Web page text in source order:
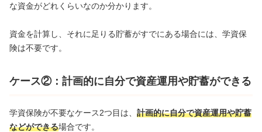
な資金がどれくらいなのか分かります。
資金を計算し、それに足りる貯蓄がすでにある場合には、学資保
険は不要です。
ケース②：計画的に自分で資産運用や貯蓄ができる
学資保険が不要なケース2つ目は、 計画的に自分で資産運用や貯蓄
などができる場合です。